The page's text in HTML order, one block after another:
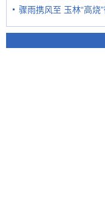
骤雨携风至 玉林“高烧